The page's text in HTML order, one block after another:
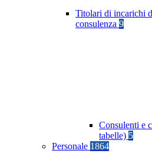
Titolari di incarichi
consulenza 9
Consulenti e
tabelle) 5
Personale 1864